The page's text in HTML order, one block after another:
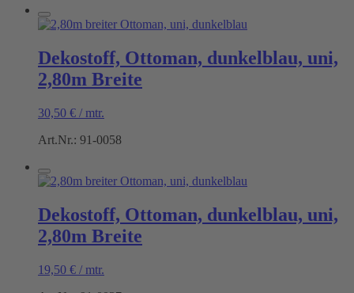
Dekostoff, Ottoman, dunkelblau, uni,
2,80m Breite
30,50 € / mtr.
Art.Nr.: 91-0058
Dekostoff, Ottoman, dunkelblau, uni,
2,80m Breite
19,50 € / mtr.